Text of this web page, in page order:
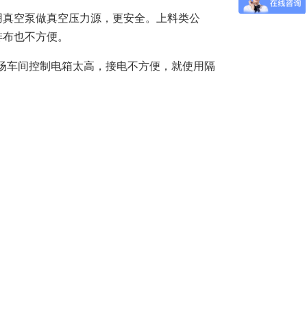
空泵做真空压力源，更安全。上料类公
也不方便。
间控制电箱太高，接电不方便，就使用隔